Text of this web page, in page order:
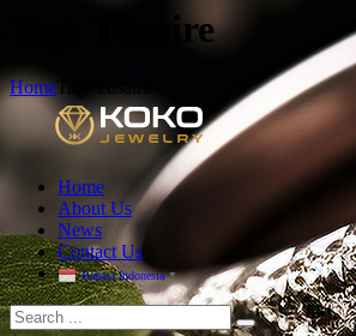
ag: Tùsaire
HomeTag: Tùsaire
Home
About Us
News
Contact Us
Bahasa Indonesia ▼